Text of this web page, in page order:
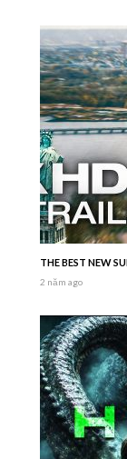
THE BEST NEW
2 năm ago